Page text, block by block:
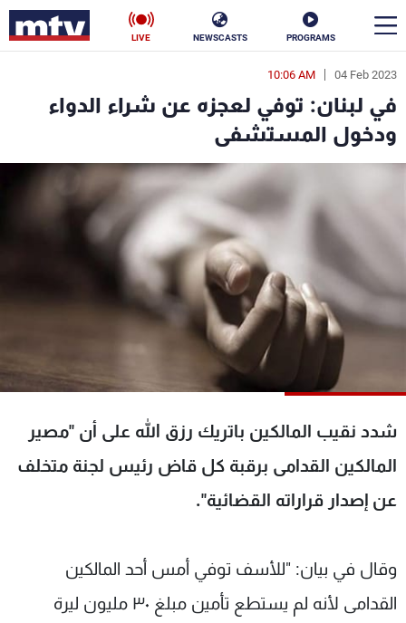
PROGRAMS
NEWSCASTS
LIVE
04 Feb 2023
10:06 AM
في لبنان: توفي لعجزه عن شراء الدواء
ودخول المستشفى
شدد نقيب المالكين باتريك رزق الله على أن "مصير
المالكين القدامى برقبة كل قاض رئيس لجنة متخلف
عن إصدار قراراته القضائية".
وقال في بيان: "للأسف توفي أمس أحد المالكين
القدامى لأنه لم يستطع تأمين مبلغ ٣٠ مليون ليرة
en
الأخبار
سياسة ناس
فن
منوعات رياضة
كأس العالم
جدول البرامج
شاهد البرامج
عن MTV
وظائف
سياسة الخصوصية